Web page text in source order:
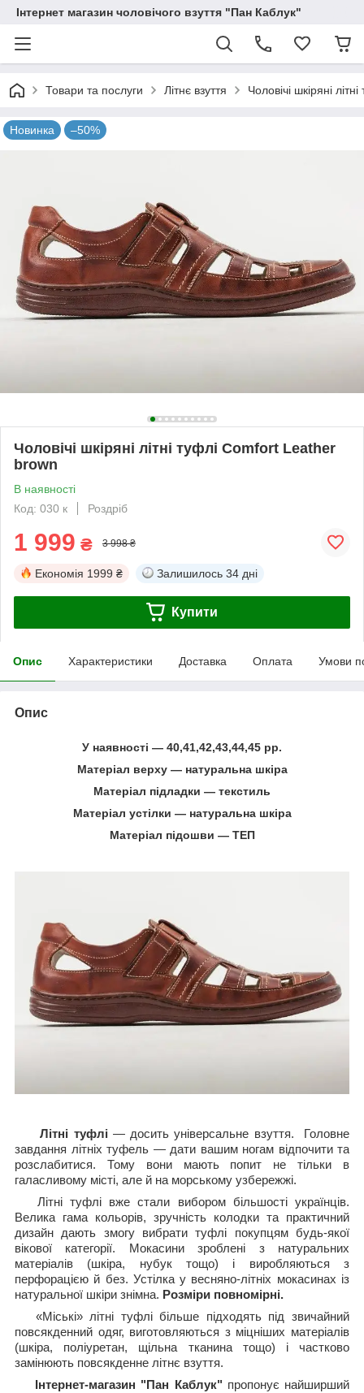
Інтернет магазин чоловічого взуття "Пан Каблук"
Товари та послуги Літнє взуття Чоловічі шкіряні
Новинка –50%
Чоловічі шкіряні літні туфлі Comfort Leather
brown
В наявності
Код: 030 к
Роздріб
1 999 ₴ 3 998 ₴
Економія 1999 ₴ Залишилось 34 дні
Купити
Опис Характеристики Доставка Оплата Умови
Опис
У наявності — 40,41,42,43,44,45 рр.
Матеріал верху — натуральна шкіра
Матеріал підладки — текстиль
Матеріал устілки — натуральна шкіра
Матеріал підошви ― ТЕП
Літні туфлі — досить універсальне взуття. Головне
завдання літніх туфель — дати вашим ногам відпочити та
розслабитися. Тому вони мають попит не тільки в
галасливому місті, але й на морському узбережжі.
Літні туфлі вже стали вибором більшості українців.
Велика гама кольорів, зручність колодки та практичний
дизайн дають змогу вибрати туфлі покупцям будь-якої
вікової категорії. Мокасини зроблені з натуральних
матеріалів (шкіра, нубук тощо) і виробляються з
перфорацією й без. Устілка у весняно-літніх мокасинах із
натуральної шкіри знімна. Розміри повномірні.
«Міські» літні туфлі більше підходять під звичайний
повсякденний одяг, виготовляються з міцніших матеріалів
(шкіра, поліуретан, щільна тканина тощо) і частково
замінюють повсякденне літнє взуття.
Інтернет-магазин "Пан Каблук" пропонує найширший